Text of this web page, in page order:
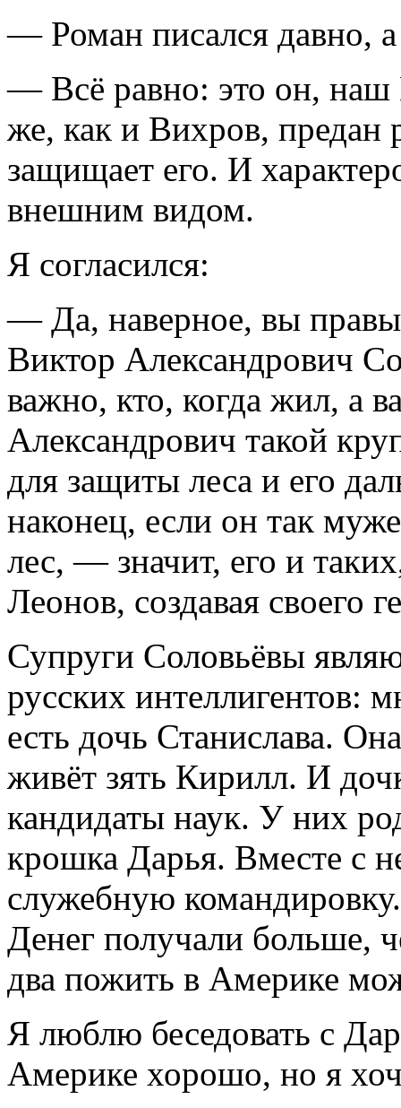
— Роман писался давно,
— Всё равно: это он, наш
же, как и Вихров, предан
защищает его. И
внешним видом.
Я согласился:
— Да, наверное, вы
Виктор Александрович
важно, кто, когда жил, а
Александрович такой
для защиты леса и его
наконец, если он так
лес, — значит, его и
Леонов, создавая своего
Супруги Соловьёвы
русских интеллигентов:
есть дочь Станислава.
живёт зять Кирилл. И
кандидаты наук. У них
крошка Дарья. Вместе с
служебную
Денег получали больше,
два пожить в Америке
Я люблю беседовать с
Америке хорошо, но я